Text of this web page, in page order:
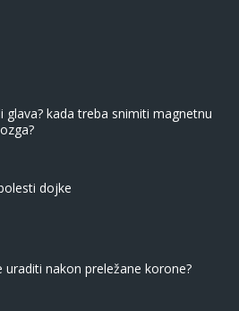
glava? kada treba snimiti magnetnu
dojke
uraditi nakon preležane korone?